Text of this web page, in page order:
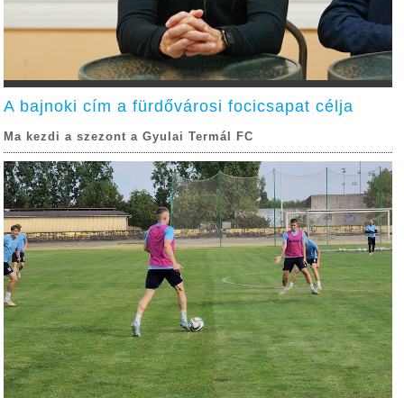
A bajnoki cím a fürdővárosi focicsapat célja
Ma kezdi a szezont a Gyulai Termál FC